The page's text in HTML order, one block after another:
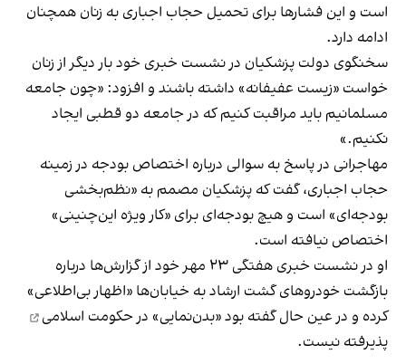
است و این فشارها برای تحمیل حجاب اجباری به زنان همچنان
ادامه دارد.
سخنگوی دولت پزشکیان در نشست خبری خود بار دیگر از زنان
خواست «زیست عفیفانه» داشته باشند و افزود: «چون جامعه
مسلمانیم باید مراقبت کنیم که در جامعه دو قطبی ایجاد
نکنیم.»
مهاجرانی در پاسخ به سوالی درباره اختصاص بودجه در زمینه
حجاب اجباری، گفت که پزشکیان مصمم به «نظم‌بخشی
بودجه‌ای» است و هیچ بودجه‌ای برای «کار ویژه این‌چنینی»
اختصاص نیافته است.
او در نشست خبری هفتگی ۲۳ مهر خود از گزارش‌ها درباره
بازگشت خودروهای گشت ارشاد به خیابان‌ها «اظهار بی‌اطلاعی»
کرده و در عین‌ حال گفته بود«بدن‌نمایی» در حکومت اسلامی
پذیرفته نیست.